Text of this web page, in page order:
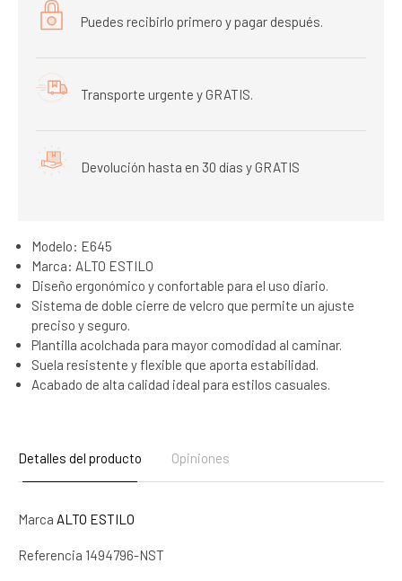
Puedes recibirlo primero y pagar después.
Transporte urgente y GRATIS.
Devolución hasta en 30 días y GRATIS
Modelo: E645
Marca: ALTO ESTILO
Diseño ergonómico y confortable para el uso diario.
Sistema de doble cierre de velcro que permite un ajuste
preciso y seguro.
Plantilla acolchada para mayor comodidad al caminar.
Suela resistente y flexible que aporta estabilidad.
Acabado de alta calidad ideal para estilos casuales.
Detalles del producto Opiniones
Marca ALTO ESTILO
Referencia 1494796-NST